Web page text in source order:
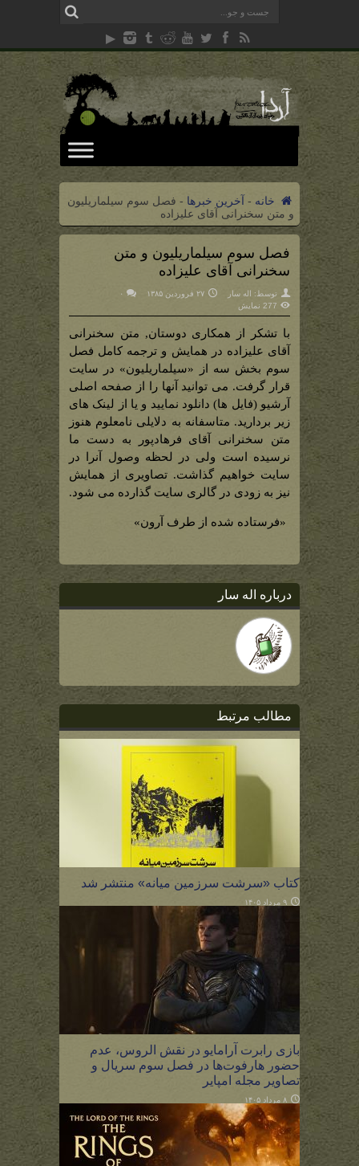
خانه - آخرین خبرها - فصل سوم سیلماریلیون
و متن سخنرانی آقای علیزاده
فصل سوم سیلماریلیون و متن
سخنرانی آقای علیزاده
توسط: اله سار ۲۷ فروردین ۱۳۸۵
۰
277 نمایش
با تشکر از همکاری دوستان, متن سخنرانی
آقای علیزاده در همایش و ترجمه کامل فصل
سوم بخش سه از «سیلماریلیون» در سایت
قرار گرفت. می توانید آنها را از صفحه اصلی
آرشیو (فایل ها) دانلود نمایید و یا از لینک های
زیر بردارید. متاسفانه به دلایلی نامعلوم هنوز
متن سخنرانی آقای فرهادپور به دست ما
نرسیده است ولی در لحظه وصول آنرا در
سایت خواهیم گذاشت. تصاویری از همایش
نیز به زودی در گالری سایت گذارده می شود.
«فرستاده شده از طرف آرون»
درباره اله سار
مطالب مرتبط
کتاب «سرشت سرزمین میانه» منتشر شد
۹ مرداد ۱۴۰۵
بازی رابرت آرامایو در نقش الروس، عدم
حضور هارفوت‌ها در فصل سوم سریال و
تصاویر مجله امپایر
۸ مرداد ۱۴۰۵